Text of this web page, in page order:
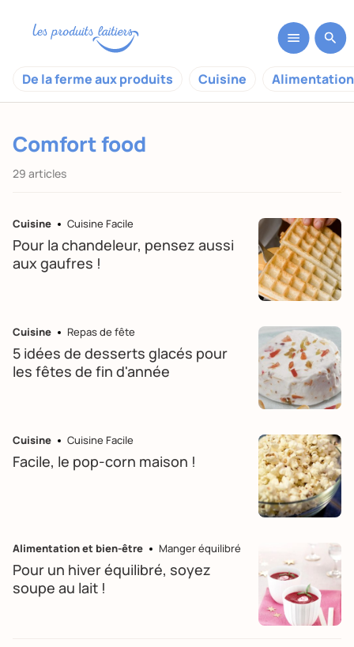
De la ferme aux produits Cuisine
Comfort food
29 articles
Cuisine Cuisine Facile
Pour la chandeleur, pensez aussi
aux gaufres !
Cuisine Repas de fête
5 idées de desserts glacés pour
les fêtes de fin d'année
Cuisine Cuisine Facile
Facile, le pop-corn maison !
Alimentation et bien-être Manger équilibré
Pour un hiver équilibré, soyez
soupe au lait !